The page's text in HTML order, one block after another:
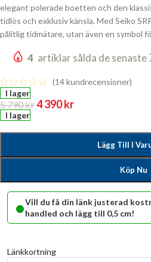
elegant polerade boetten och den
tidlös och exklusiv känsla. Med Seiko
pålitlig tidmätare, utan även en symbol
4 artiklar sålda de senaste
(14kundrecensioner)
I lager
5 790kr4 390kr
I lager
Lägg Till I
Köp Nu
•Vill du få din länk justerad
handled och lägg till 0,5 cm!
Länkkortning